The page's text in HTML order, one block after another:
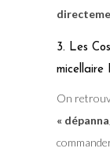
3. Les
micellaire
On
«